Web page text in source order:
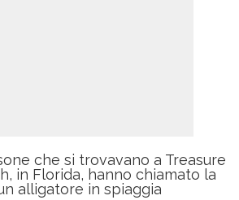
che si trovavano a Treasure
in Florida, hanno chiamato la
alligatore in spiaggia